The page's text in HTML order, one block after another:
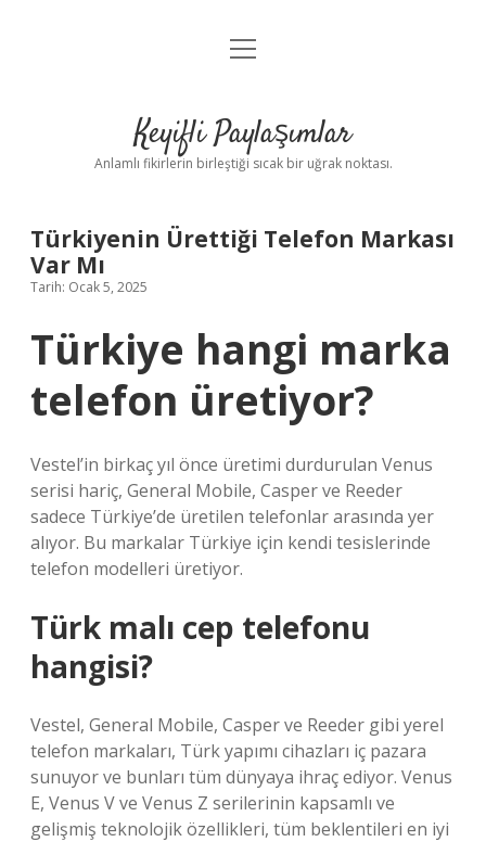
Anasayfa
Yasal Uyarı
menüyü
Keyifli Paylaşımlar
Anlamlı fikirlerin birleştiği sıcak bir uğrak noktası.
Türkiyenin Ürettiği Telefon Markası
Var Mı
Tarih: Ocak 5, 2025
Türkiye hangi marka
telefon üretiyor?
Vestel’in birkaç yıl önce üretimi durdurulan Venus
serisi hariç, General Mobile, Casper ve Reeder
sadece Türkiye’de üretilen telefonlar arasında yer
alıyor. Bu markalar Türkiye için kendi tesislerinde
telefon modelleri üretiyor.
Türk malı cep telefonu
hangisi?
Vestel, General Mobile, Casper ve Reeder gibi yerel
telefon markaları, Türk yapımı cihazları iç pazara
sunuyor ve bunları tüm dünyaya ihraç ediyor. Venus
E, Venus V ve Venus Z serilerinin kapsamlı ve
gelişmiş teknolojik özellikleri, tüm beklentileri en iyi